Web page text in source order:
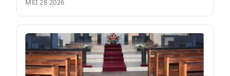
MEI 28 2026